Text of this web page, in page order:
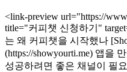
<link-preview url="https://
title="커피챗 신청하기"
는 왜 커피챗을 시작했나
(https://showyourti.me) 앱을
성공하려면 좋은 채널이 필